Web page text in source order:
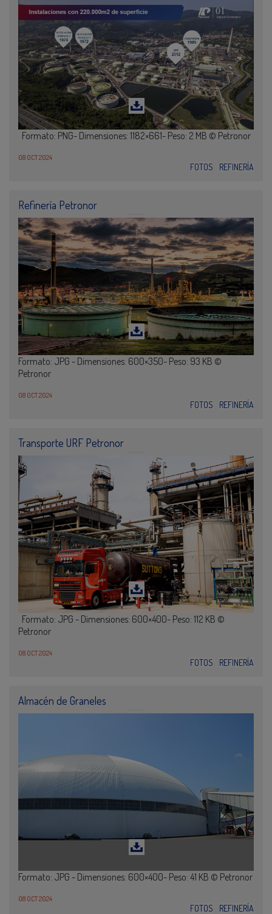
Formato: PNG- Dimensiones: 1182×661- Peso: 2 MB © Petronor
08 OCT 2024
FOTOS REFINERÍA
Refinería Petronor
Formato: JPG - Dimensiones: 600×350- Peso: 93 KB ©
Petronor
08 OCT 2024
FOTOS REFINERÍA
Transporte URF Petronor
Formato: JPG - Dimensiones: 600×400- Peso: 112 KB ©
Petronor
08 OCT 2024
FOTOS REFINERÍA
Almacén de Graneles
Formato: JPG - Dimensiones: 600×400- Peso: 41 KB © Petronor
08 OCT 2024
FOTOS REFINERÍA